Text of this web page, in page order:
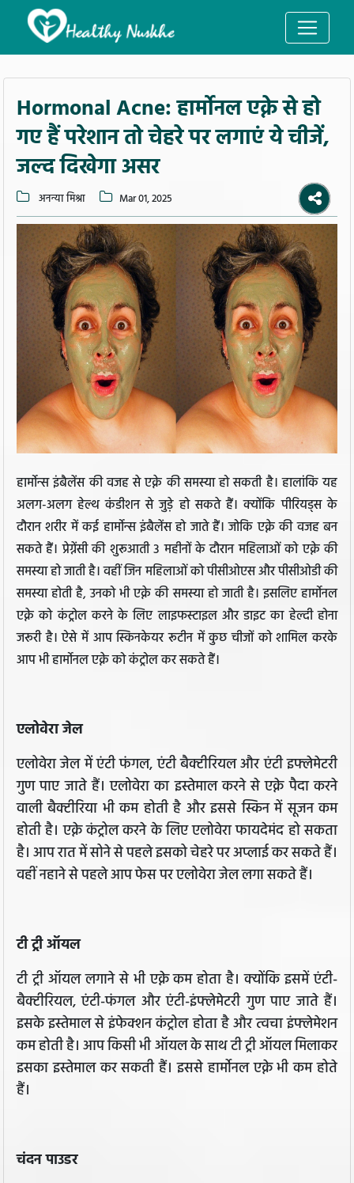
Hormonal Acne: हार्मोनल एक्ने से हो
गए हैं परेशान तो चेहरे पर लगाएं ये चीजें,
जल्द दिखेगा असर
अनन्या मिश्रा Mar 01, 2025
हार्मोन्स इंबैलेंस की वजह से एक्ने की समस्या हो सकती है। हालांकि यह
अलग-अलग हेल्थ कंडीशन से जुड़े हो सकते हैं। क्योंकि पीरियड्स के
दौरान शरीर में कई हार्मोन्स इंबैलेंस हो जाते हैं। जोकि एक्ने की वजह बन
सकते हैं। प्रेग्नेंसी की शुरूआती 3 महीनों के दौरान महिलाओं को एक्ने की
समस्या हो जाती है। वहीं जिन महिलाओं को पीसीओएस और पीसीओडी की
समस्या होती है, उनको भी एक्ने की समस्या हो जाती है। इसलिए हार्मोनल
एक्ने को कंट्रोल करने के लिए लाइफस्टाइल और डाइट का हेल्दी होना
जरूरी है। ऐसे में आप स्किनकेयर रूटीन में कुछ चीजों को शामिल करके
आप भी हार्मोनल एक्ने को कंट्रोल कर सकते हैं।
एलोवेरा जेल
एलोवेरा जेल में एंटी फंगल, एंटी बैक्टीरियल और एंटी इफ्लेमेटरी
गुण पाए जाते हैं। एलोवेरा का इस्तेमाल करने से एक्ने पैदा करने
वाली बैक्टीरिया भी कम होती है और इससे स्किन में सूजन कम
होती है। एक्ने कंट्रोल करने के लिए एलोवेरा फायदेमंद हो सकता
है। आप रात में सोने से पहले इसको चेहरे पर अप्लाई कर सकते हैं।
वहीं नहाने से पहले आप फेस पर एलोवेरा जेल लगा सकते हैं।
टी ट्री ऑयल
टी ट्री ऑयल लगाने से भी एक्ने कम होता है। क्योंकि इसमें एंटी-
बैक्टीरियल, एंटी-फंगल और एंटी-इंफ्लेमेटरी गुण पाए जाते हैं।
इसके इस्तेमाल से इंफेक्शन कंट्रोल होता है और त्वचा इंफ्लेमेशन
कम होती है। आप किसी भी ऑयल के साथ टी ट्री ऑयल मिलाकर
इसका इस्तेमाल कर सकती हैं। इससे हार्मोनल एक्ने भी कम होते
हैं।
चंदन पाउडर